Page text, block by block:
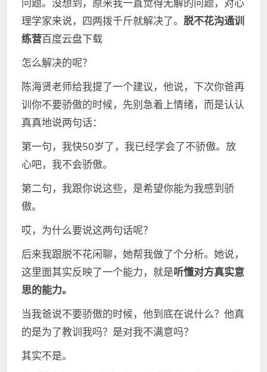
理学家来说，四两拨千斤就解决了。 脱不花沟通训
练营百度云盘下载
怎么解决的呢？
陈海贤老师给我提了一个建议，他说，下次你爸再
训你不要骄傲的时候，先别急着上情绪，而是认认
真真地说两句话：
第一句，我快50岁了，我已经学会了不骄傲。放
心吧，我不会骄傲。
第二句，我跟你说这些，是希望你能为我感到骄
傲。
哎，为什么要说这两句话呢？
后来我跟脱不花闲聊，她帮我做了个分析。她说，
这里面其实反映了一个能力，就是听懂对方真实意
思的能力。
当我爸说不要骄傲的时候，他到底在说什么？他真
的是为了教训我吗？是对我不满意吗？
其实不是。